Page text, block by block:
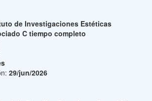
de Investigaciones Estéticas
C tiempo completo
29/jun/2026